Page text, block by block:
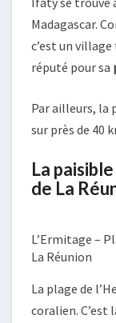
Madagascar.
c’est un
réputé pour sa
Par ailleurs, la
sur près de 40
La
de La
L’Ermitage –
La Réunion
La plage de
coralien. C’est